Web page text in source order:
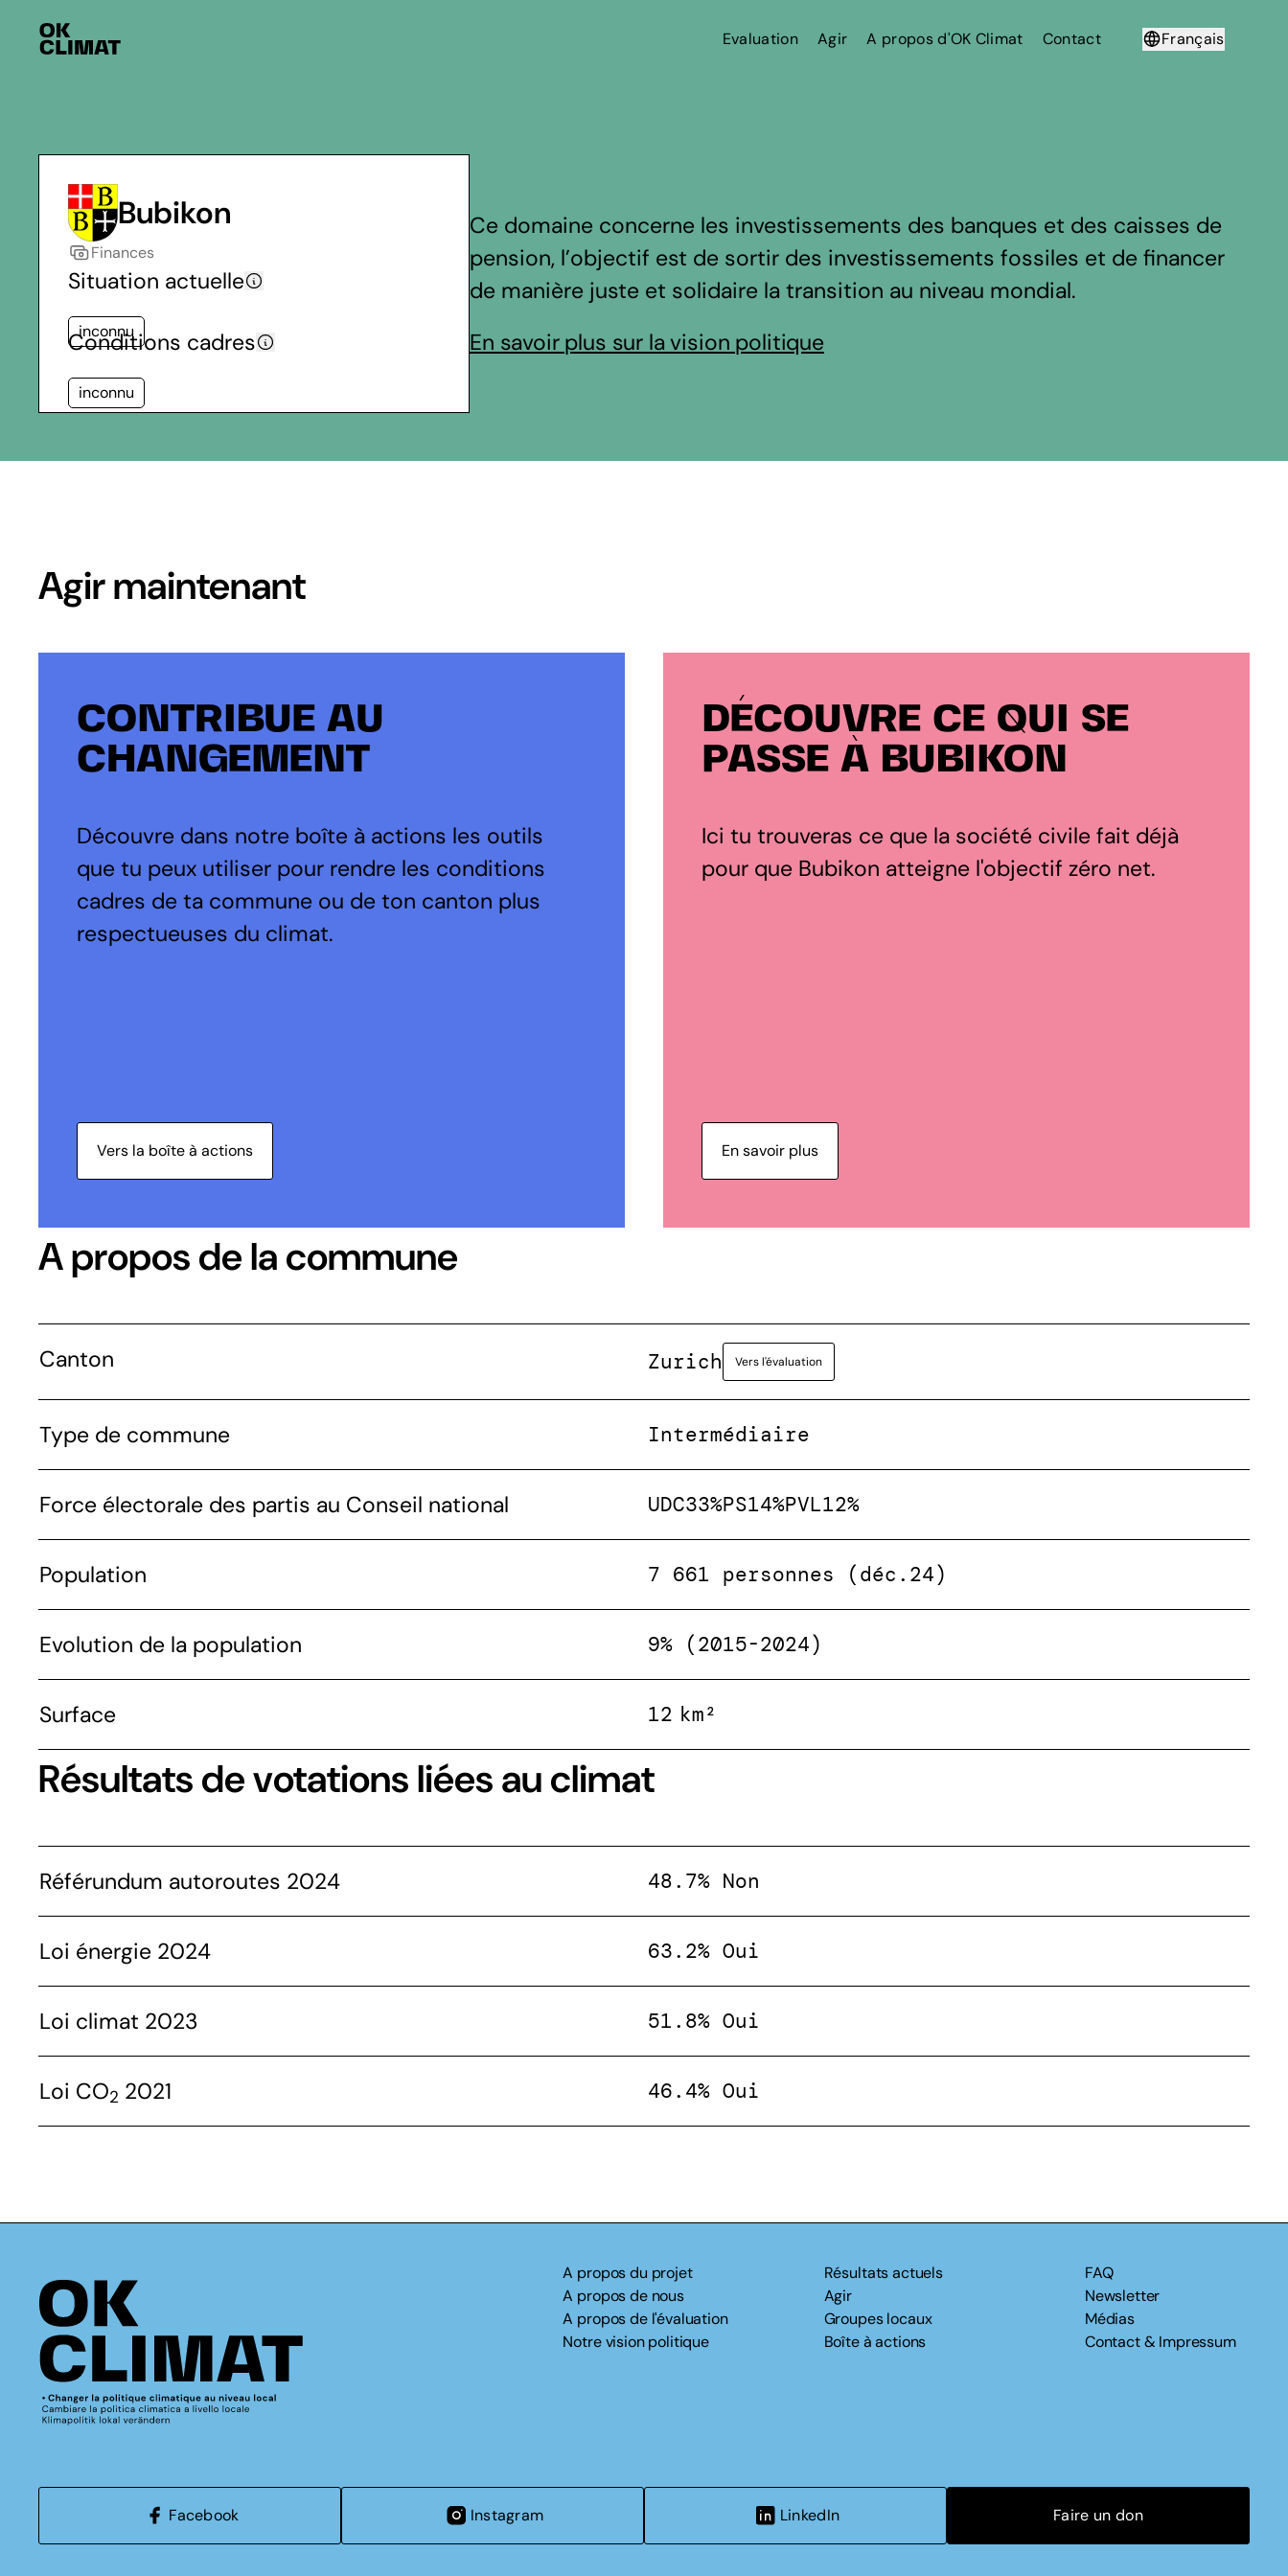
Evaluation Agir A propos d'OK Climat Contact
Français
Bubikon
Finances
Situation actuelle
inconnu
Conditions cadres
inconnu
Ce domaine concerne les investissements des banques et des caisses de
pension, l’objectif est de sortir des investissements fossiles et de financer
de manière juste et solidaire la transition au niveau mondial.
En savoir plus sur la vision politique
Agir maintenant
CONTRIBUE AU
CHANGEMENT
Découvre dans notre boîte à actions les outils
que tu peux utiliser pour rendre les conditions
cadres de ta commune ou de ton canton plus
respectueuses du climat.
Vers la boîte à actions
DÉCOUVRE CE QUI SE
PASSE À BUBIKON
Ici tu trouveras ce que la société civile fait déjà
pour que Bubikon atteigne l'objectif zéro net.
En savoir plus
A propos de la commune
Canton Zurich Vers l'évaluation
Type de commune Intermédiaire
Force électorale des partis au Conseil national UDC33%PS14%PVL12%
Population 7 661 personnes (déc.24)
Evolution de la population 9% (2015-2024)
Surface 12 km²
Résultats de votations liées au climat
Référundum autoroutes 2024 48.7% Non
Loi énergie 2024 63.2% Oui
Loi climat 2023 51.8% Oui
Loi CO2 2021 46.4% Oui
A propos du projet
A propos de nous
A propos de l'évaluation
Notre vision politique
Résultats actuels
Agir
Groupes locaux
Boîte à actions
FAQ
Newsletter
Médias
Contact & Impressum
Facebook Instagram LinkedIn Faire un don